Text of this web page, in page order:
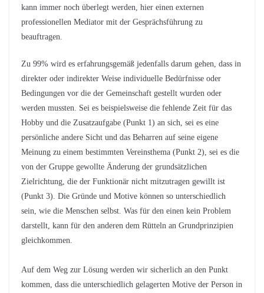
kann immer noch überlegt werden, hier einen externen
professionellen Mediator mit der Gesprächsführung zu
beauftragen.
Zu 99% wird es erfahrungsgemäß jedenfalls darum gehen, dass in
direkter oder indirekter Weise individuelle Bedürfnisse oder
Bedingungen vor die der Gemeinschaft gestellt wurden oder
werden mussten. Sei es beispielsweise die fehlende Zeit für das
Hobby und die Zusatzaufgabe (Punkt 1) an sich, sei es eine
persönliche andere Sicht und das Beharren auf seine eigene
Meinung zu einem bestimmten Vereinsthema (Punkt 2), sei es die
von der Gruppe gewollte Änderung der grundsätzlichen
Zielrichtung, die der Funktionär nicht mitzutragen gewillt ist
(Punkt 3). Die Gründe und Motive können so unterschiedlich
sein, wie die Menschen selbst. Was für den einen kein Problem
darstellt, kann für den anderen dem Rütteln an Grundprinzipien
gleichkommen.
Auf dem Weg zur Lösung werden wir sicherlich an den Punkt
kommen, dass die unterschiedlich gelagerten Motive der Person in